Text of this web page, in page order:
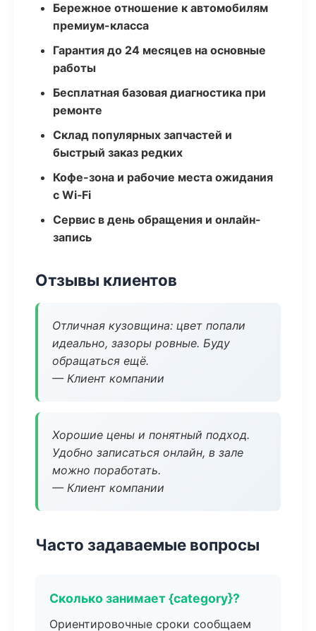
Бережное отношение к автомобилям
премиум-класса
Гарантия до 24 месяцев на основные
работы
Бесплатная базовая диагностика при
ремонте
Склад популярных запчастей и
быстрый заказ редких
Кофе-зона и рабочие места ожидания
с Wi‑Fi
Сервис в день обращения и онлайн-
запись
Отзывы клиентов
Отличная кузовщина: цвет попали
идеально, зазоры ровные. Буду
обращаться ещё.
— Клиент компании
Хорошие цены и понятный подход.
Удобно записаться онлайн, в зале
можно поработать.
— Клиент компании
Часто задаваемые вопросы
Сколько занимает {category}?
Ориентировочные сроки сообщаем